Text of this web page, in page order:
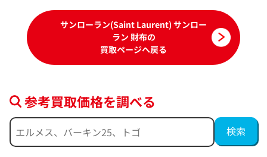
サンローラン(Saint Laurent) サンロー
ラン 財布の
買取ページへ戻る
参考買取価格を調べる